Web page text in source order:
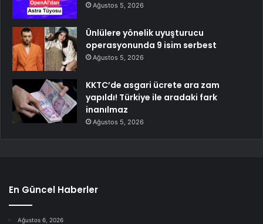
Ağustos 5, 2026
Ünlülere yönelik uyuşturucu
operasyonunda 9 isim serbest
Ağustos 5, 2026
KKTC’de asgari ücrete ara zam
yapıldı! Türkiye ile aradaki fark
inanılmaz
Ağustos 5, 2026
En Güncel Haberler
Ağustos 6, 2026